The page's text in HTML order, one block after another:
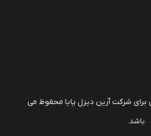
شرکت آرین دیزل پایا محفوظ می
باشد.